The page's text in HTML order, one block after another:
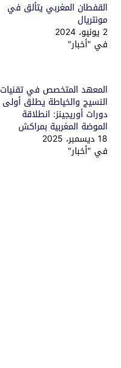
القفطان المغربي يتألق في
مونتريال
2 يونيو، 2024
في "أخبار"
المعهد المتخصص في تقنيات
النسيج والخياطة يطلق أولى
دورات أوريجينز: انطلاقة
الموضة المغربية بمراكش
18 ديسمبر، 2025
في "أخبار"